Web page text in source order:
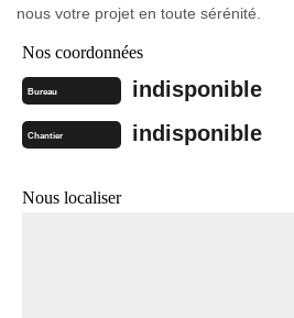
nous votre projet en toute sérénité.
Nos coordonnées
Bureau indisponible
Chantier indisponible
Nous localiser